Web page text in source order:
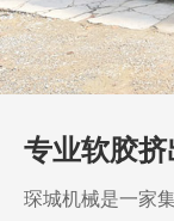
专业软胶
琛城机械是一家